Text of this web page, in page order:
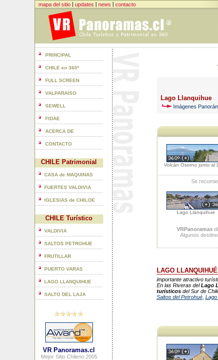
mapa del sitio| updates | news | contacto
PRINCIPAL
CHILE en 360º
FULL SCREEN
VALPARAISO
SEWELL
FIDAE
ACERCA DE
CONTACTO
CHILE Patrimonial
CASA de MAQUINAS
FUERTES VALDIVIA
IGLESIAS de CHILOE
CHILE Turístico
VALDIVIA
SALTOS PETROHUE
FRUTILLAR
PUERTO VARAS
LAGO LLANQUIHUE
SALTO DEL LAJA
VR Panoramas.cl
Mejor Sitio Chileno 2005
Lago Llanquihue
Imágenes
Volcán Osorno junto al
Se
Lago Llanquihue
VRPanoramas
Algunos
LAGO LLANQUIHUÉ
importante atractivo
En las Riveras delLago
turísticosdel Sur de
Saltos del Petrohué,